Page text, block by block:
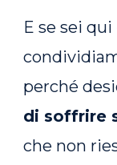
E se sei
perché
di soffrire
che non